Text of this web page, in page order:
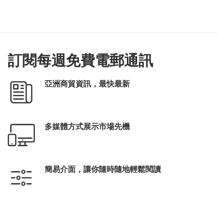
訂閱每週免費電郵通訊
亞洲商貿資訊，最快最新
多媒體方式展示市場先機
簡易介面，讓你隨時隨地輕鬆閱讀